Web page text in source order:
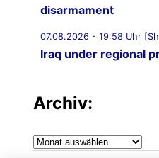
disarmament
07.08.2026 - 19:58 Uhr
Iraq under regional
07.08.2026 - 19:49 Uhr
attacks by Iraqi
Archiv:
Archiv: